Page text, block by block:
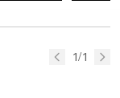
1/1